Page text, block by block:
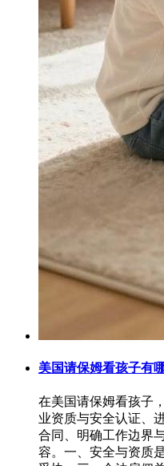
美国请保姆看孩子有
在美国请保姆看孩子
业资质与安全认证、
合同、明确工作边界
容。一、安全与资质